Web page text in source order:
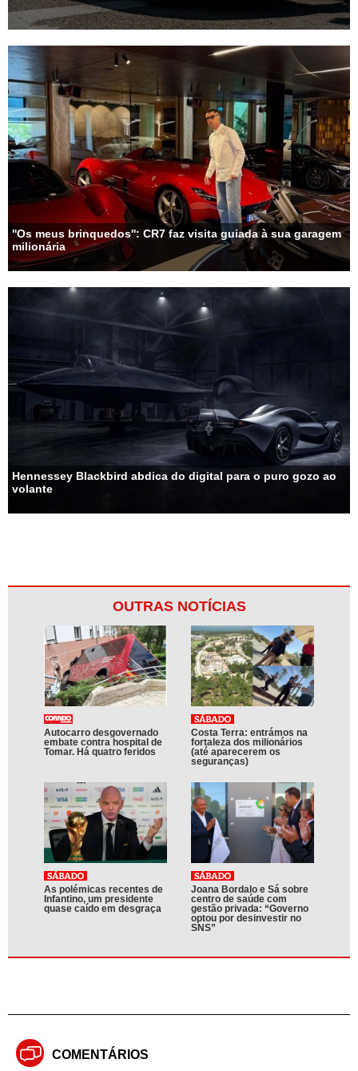
''Os meus brinquedos'': CR7 faz visita guiada à sua garagem
milionária
Hennessey Blackbird abdica do digital para o puro gozo ao
volante
OUTRAS NOTÍCIAS
Autocarro desgovernado
embate contra hospital de
Tomar. Há quatro feridos
Costa Terra: entrámos na
fortaleza dos milionários
(até aparecerem os
seguranças)
As polémicas recentes de
Infantino, um presidente
quase caído em desgraça
Joana Bordalo e Sá sobre
centro de saúde com
gestão privada: “Governo
optou por desinvestir no
SNS”
COMENTÁRIOS